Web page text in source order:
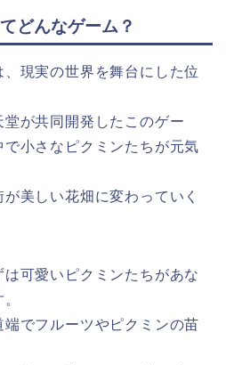
どんなゲーム？
、現実の世界を舞台にした位
が共同開発したこのゲー
小さなピクミンたちが元気
美しい花畑に変わっていく
可愛いピクミンたちがあな
でフルーツやピクミンの苗